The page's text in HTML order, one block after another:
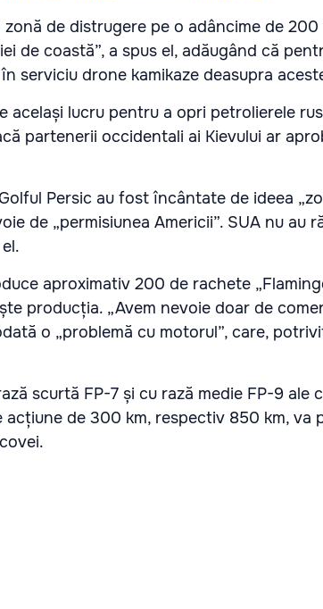
de distrugere pe o adâncime de 200
de coastă”, a spus el, adăugând că
serviciu drone kamikaze deasupra
același lucru pentru a opri petrolierele
partenerii occidentali ai Kievului ar
Persic au fost încântate de ideea
de „permisiunea Americii”. SUA nu au
aproximativ 200 de rachete
producția. „Avem nevoie doar de
o „problemă cu motorul”, care,
scurtă FP-7 și cu rază medie FP-9 ale
de 300 km, respectiv 850 km, va